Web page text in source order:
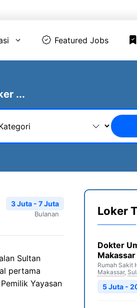
Featured Jobs
...
3 Juta - 7 Juta
Bulanan
Sultan
pertama
Yayasan
Loker
Dokter
Makassar
Rumah Sakit
Makassar,
5 Juta -